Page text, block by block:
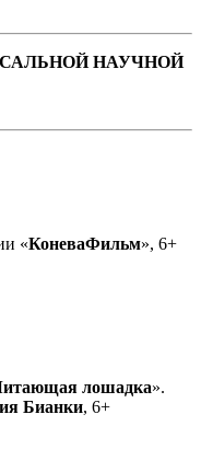
НАУЧНОЙ
«КоневаФильм», 6+
лошадка».
Бианки, 6+